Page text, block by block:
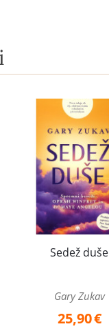
Sedež duše
Gary Zukav
25,90€